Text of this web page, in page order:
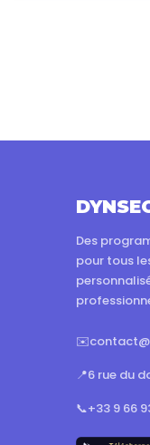
Des
pour tous
✉️
📍6 rue du
📞+33 9 66